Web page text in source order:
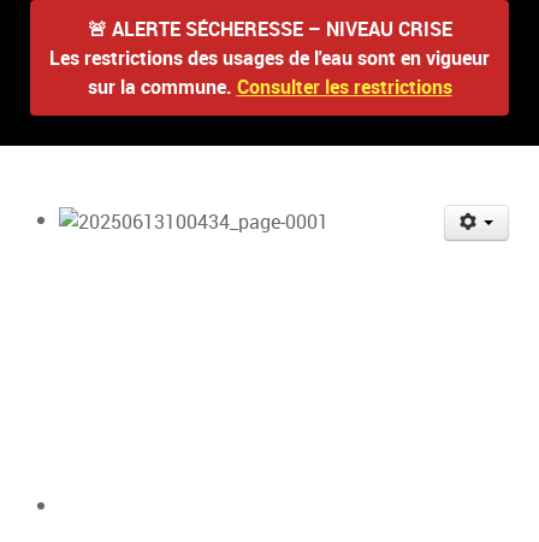
🚨 ALERTE SÉCHERESSE – NIVEAU CRISE
Les restrictions des usages de l'eau sont en vigueur
sur la commune. Consulter les restrictions